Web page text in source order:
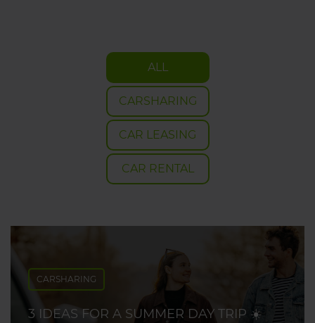
ALL
CARSHARING
CAR LEASING
CAR RENTAL
CARSHARING
3 IDEAS FOR A SUMMER DAY TRIP ☀️